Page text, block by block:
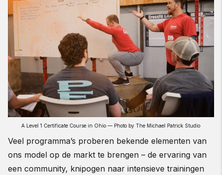
A Level 1 Certificate Course in Ohio — Photo by The Michael Patrick Studio
Veel programma’s proberen bekende elementen van
ons model op de markt te brengen – de ervaring van
een community, knipogen naar intensieve trainingen